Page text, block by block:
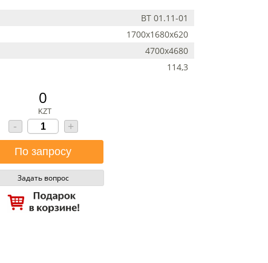
ВТ 01.11-01
1700х1680х620
4700х4680
114,3
0
KZT
- +
Задать вопрос